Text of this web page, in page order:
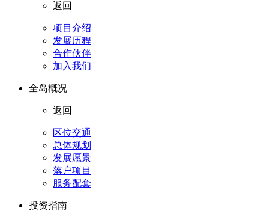
返回
项目介绍
发展历程
合作伙伴
加入我们
全岛概况
返回
区位交通
总体规划
发展愿景
落户项目
服务配套
投资指南